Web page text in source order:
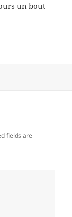
un bout
fields are